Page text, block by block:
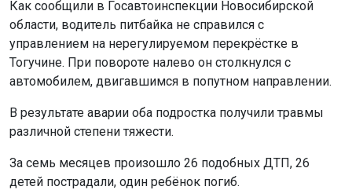
Автор: Алиса Новохатская
Читать все
публикации автора
Агентство новостейОТС-Горсайт
аэропорт задержка общество